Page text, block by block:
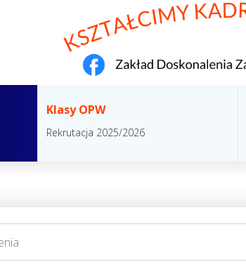
Klasy OPW
Rekrutacja 2025/2026